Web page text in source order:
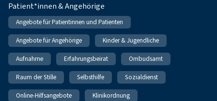
Patient*innen & Angehörige
Angebote für Patientinnen und Patienten
Angebote für Angehörige Kinder & Jugendliche
Aufnahme Erfahrungsbeirat Ombudsamt
Raum der Stille Selbsthilfe Sozialdienst
Online-Hilfsangebote Klinikordnung